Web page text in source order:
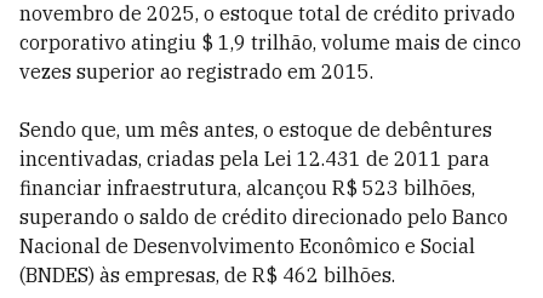
novembro de 2025, o estoque total de crédito privado
corporativo atingiu $ 1,9 trilhão, volume mais de cinco
vezes superior ao registrado em 2015.
Sendo que, um mês antes, o estoque de debêntures
incentivadas, criadas pela Lei 12.431 de 2011 para
financiar infraestrutura, alcançou R$ 523 bilhões,
superando o saldo de crédito direcionado pelo Banco
Nacional de Desenvolvimento Econômico e Social
(BNDES) às empresas, de R$ 462 bilhões.